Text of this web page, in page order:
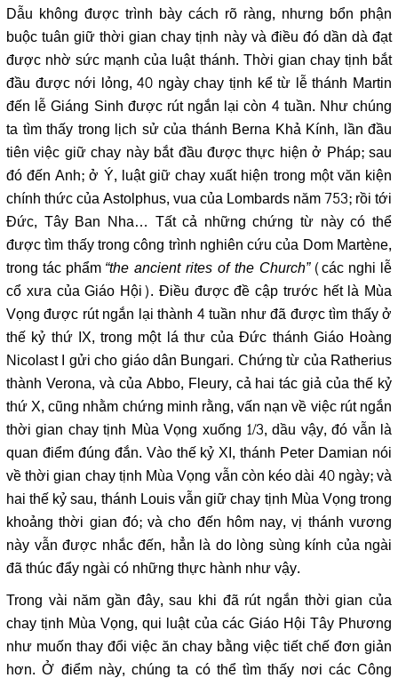
Dẫu không được trình bày cách rõ ràng, nhưng bổn phận
buộc tuân giữ thời gian chay tịnh này và điều đó dần dà đạt
được nhờ sức mạnh của luật thánh. Thời gian chay tịnh bắt
đầu được nới lỏng, 40 ngày chay tịnh kể từ lễ thánh Martin
đến lễ Giáng Sinh được rút ngắn lại còn 4 tuần. Như chúng
ta tìm thấy trong lịch sử của thánh Berna Khả Kính, lần đầu
tiên việc giữ chay này bắt đầu được thực hiện ở Pháp; sau
đó đến Anh; ở Ý, luật giữ chay xuất hiện trong một văn kiện
chính thức của Astolphus, vua của Lombards năm 753; rồi tới
Đức, Tây Ban Nha… Tất cả những chứng từ này có thể
được tìm thấy trong công trình nghiên cứu của Dom Martène,
trong tác phẩm“the ancient rites of the Church”(các nghi lễ
cổ xưa của Giáo Hội). Điều được đề cập trước hết là Mùa
Vọng được rút ngắn lại thành 4 tuần như đã được tìm thấy ở
thế kỷ thứ IX, trong một lá thư của Đức thánh Giáo Hoàng
Nicolast I gửi cho giáo dân Bungari. Chứng từ của Ratherius
thành Verona, và của Abbo, Fleury, cả hai tác giả của thế kỷ
thứ X, cũng nhằm chứng minh rằng, vấn nạn về việc rút ngắn
thời gian chay tịnh Mùa Vọng xuống 1/3, dầu vậy, đó vẫn là
quan điểm đúng đắn. Vào thế kỷ XI, thánh Peter Damian nói
về thời gian chay tịnh Mùa Vọng vẫn còn kéo dài 40 ngày; và
hai thế kỷ sau, thánh Louis vẫn giữ chay tịnh Mùa Vọng trong
khoảng thời gian đó; và cho đến hôm nay, vị thánh vương
này vẫn được nhắc đến, hẳn là do lòng sùng kính của ngài
đã thúc đẩy ngài có những thực hành như vậy.
Trong vài năm gần đây, sau khi đã rút ngắn thời gian của
chay tịnh Mùa Vọng, qui luật của các Giáo Hội Tây Phương
như muốn thay đổi việc ăn chay bằng việc tiết chế đơn giản
hơn. Ở điểm này, chúng ta có thể tìm thấy nơi các Công